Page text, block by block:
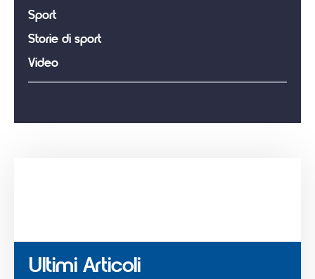
Sport
Storie di sport
Video
Ultimi Articoli